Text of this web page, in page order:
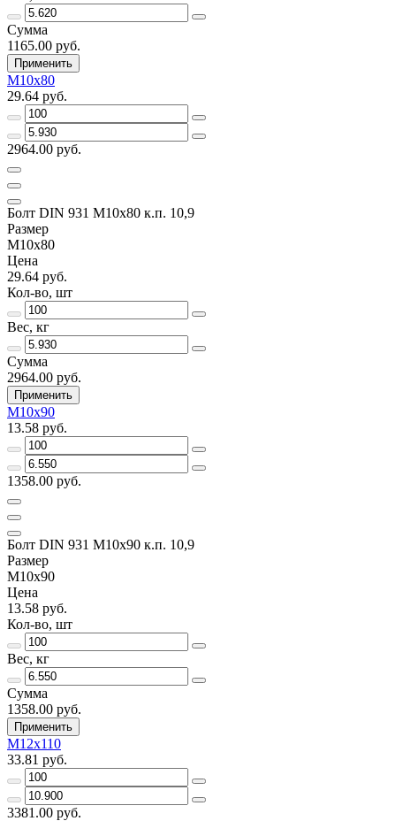
Сумма
1165.00 руб.
Применить
М10х80
29.64 руб.
2964.00 руб.
Болт DIN 931 М10х80 к.п. 10,9
Размер
М10х80
Цена
29.64 руб.
Кол-во, шт
Вес, кг
Сумма
2964.00 руб.
Применить
М10х90
13.58 руб.
1358.00 руб.
Болт DIN 931 М10х90 к.п. 10,9
Размер
М10х90
Цена
13.58 руб.
Кол-во, шт
Вес, кг
Сумма
1358.00 руб.
Применить
М12х110
33.81 руб.
3381.00 руб.